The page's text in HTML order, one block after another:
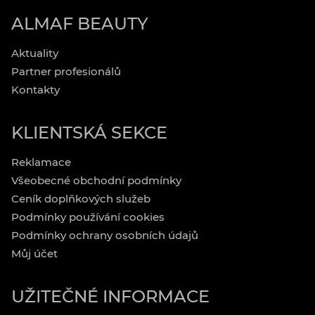
ALMAF BEAUTY
Aktuality
Partner profesionálů
Kontakty
KLIENTSKÁ SEKCE
Reklamace
Všeobecné obchodní podmínky
Ceník doplňkových služeb
Podmínky používání cookies
Podmínky ochrany osobních údajů
Můj účet
UŽITEČNÉ INFORMACE